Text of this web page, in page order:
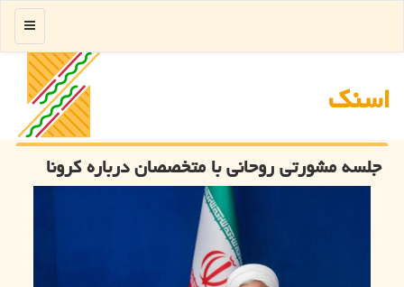
اسنك
منو
جلسه مشورتی روحانی با متخصصان درباره كرونا